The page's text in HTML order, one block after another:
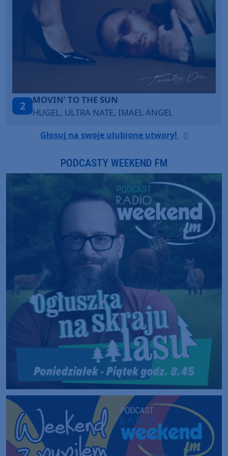
3
TAŃCZ!
BLETKA
Głosuj na swoje ulubione utwory!
PODCASTY WEEKEND FM